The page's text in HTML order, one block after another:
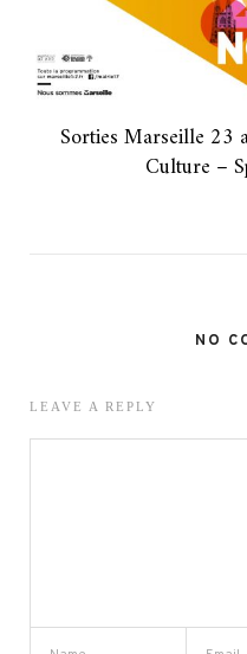
Sorties Marseille 23
Culture –
NO
LEAVE A REPLY